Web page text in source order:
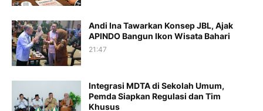
Andi Ina Tawarkan Konsep JBL, Ajak
APINDO Bangun Ikon Wisata Bahari
21:47
Integrasi MDTA di Sekolah Umum,
Pemda Siapkan Regulasi dan Tim
Khusus